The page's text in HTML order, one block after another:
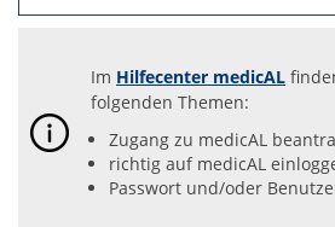
Im Hilfecenter medicAL
folgenden Themen:
Zugang zu medicAL
richtig auf medicAL
Passwort und/oder